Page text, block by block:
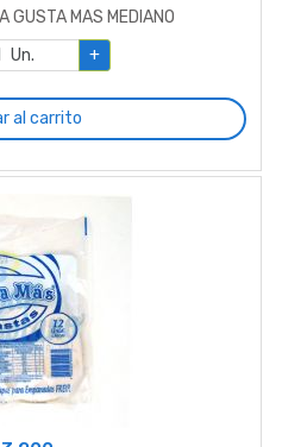
GUSTA MAS MEDIANO
Un. +
al carrito